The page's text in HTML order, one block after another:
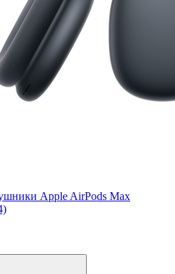
Apple AirPods Max